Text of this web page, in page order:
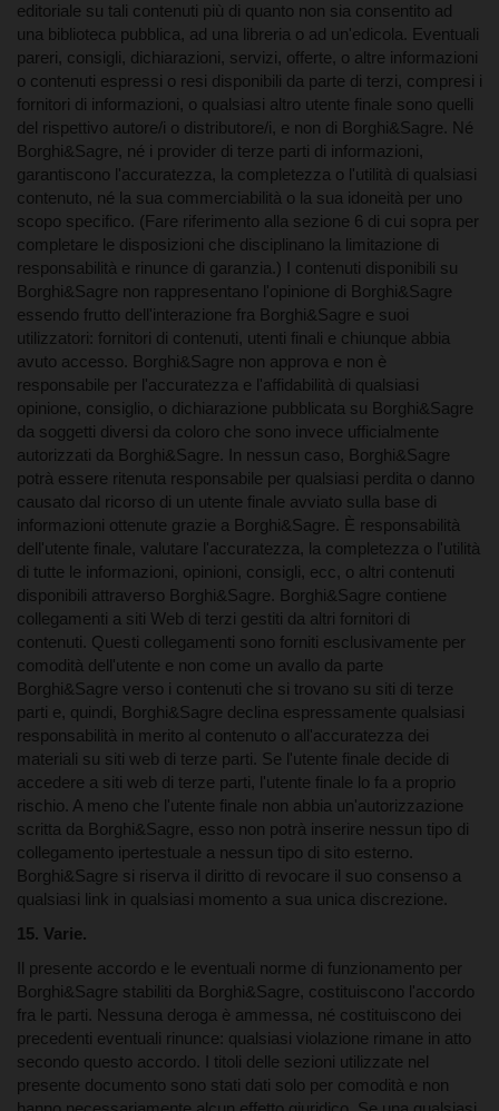
editoriale su tali contenuti più di quanto non sia consentito ad
una biblioteca pubblica, ad una libreria o ad un'edicola. Eventuali
pareri, consigli, dichiarazioni, servizi, offerte, o altre informazioni
o contenuti espressi o resi disponibili da parte di terzi, compresi i
fornitori di informazioni, o qualsiasi altro utente finale sono quelli
del rispettivo autore/i o distributore/i, e non di Borghi&Sagre. Né
Borghi&Sagre, né i provider di terze parti di informazioni,
garantiscono l'accuratezza, la completezza o l'utilità di qualsiasi
contenuto, né la sua commerciabilità o la sua idoneità per uno
scopo specifico. (Fare riferimento alla sezione 6 di cui sopra per
completare le disposizioni che disciplinano la limitazione di
responsabilità e rinunce di garanzia.) I contenuti disponibili su
Borghi&Sagre non rappresentano l'opinione di Borghi&Sagre
essendo frutto dell'interazione fra Borghi&Sagre e suoi
utilizzatori: fornitori di contenuti, utenti finali e chiunque abbia
avuto accesso. Borghi&Sagre non approva e non è
responsabile per l'accuratezza e l'affidabilità di qualsiasi
opinione, consiglio, o dichiarazione pubblicata su Borghi&Sagre
da soggetti diversi da coloro che sono invece ufficialmente
autorizzati da Borghi&Sagre. In nessun caso, Borghi&Sagre
potrà essere ritenuta responsabile per qualsiasi perdita o danno
causato dal ricorso di un utente finale avviato sulla base di
informazioni ottenute grazie a Borghi&Sagre. È responsabilità
dell'utente finale, valutare l'accuratezza, la completezza o l'utilità
di tutte le informazioni, opinioni, consigli, ecc, o altri contenuti
disponibili attraverso Borghi&Sagre. Borghi&Sagre contiene
collegamenti a siti Web di terzi gestiti da altri fornitori di
contenuti. Questi collegamenti sono forniti esclusivamente per
comodità dell'utente e non come un avallo da parte
Borghi&Sagre verso i contenuti che si trovano su siti di terze
parti e, quindi, Borghi&Sagre declina espressamente qualsiasi
responsabilità in merito al contenuto o all'accuratezza dei
materiali su siti web di terze parti. Se l'utente finale decide di
accedere a siti web di terze parti, l'utente finale lo fa a proprio
rischio. A meno che l'utente finale non abbia un'autorizzazione
scritta da Borghi&Sagre, esso non potrà inserire nessun tipo di
collegamento ipertestuale a nessun tipo di sito esterno.
Borghi&Sagre si riserva il diritto di revocare il suo consenso a
qualsiasi link in qualsiasi momento a sua unica discrezione.
15. Varie.
Il presente accordo e le eventuali norme di funzionamento per
Borghi&Sagre stabiliti da Borghi&Sagre, costituiscono l'accordo
fra le parti. Nessuna deroga è ammessa, né costituiscono dei
precedenti eventuali rinunce: qualsiasi violazione rimane in atto
secondo questo accordo. I titoli delle sezioni utilizzate nel
presente documento sono stati dati solo per comodità e non
15. Varie.
II. CONDIZIONI DI VENDITA